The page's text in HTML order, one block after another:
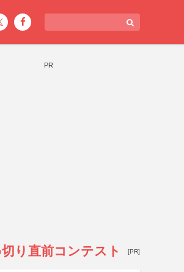
PR
り直前コンテスト [PR]